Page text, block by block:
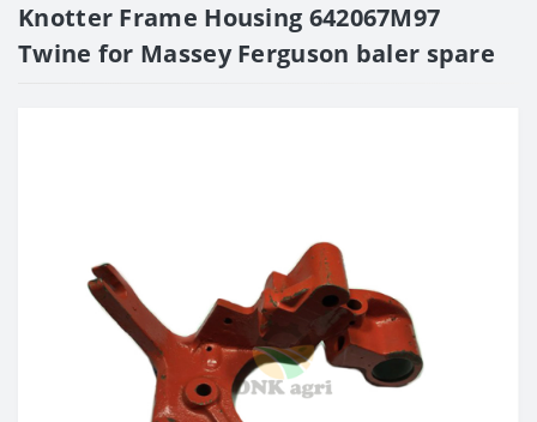
Knotter Frame Housing 642067M97
Twine for Massey Ferguson baler spare